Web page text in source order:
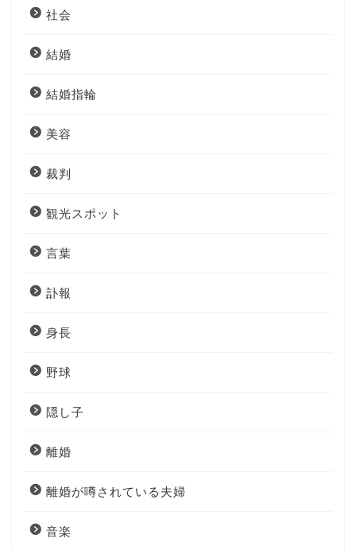
社会
結婚
結婚指輪
美容
裁判
観光スポット
言葉
訃報
身長
野球
隠し子
離婚
離婚が噂されている夫婦
音楽